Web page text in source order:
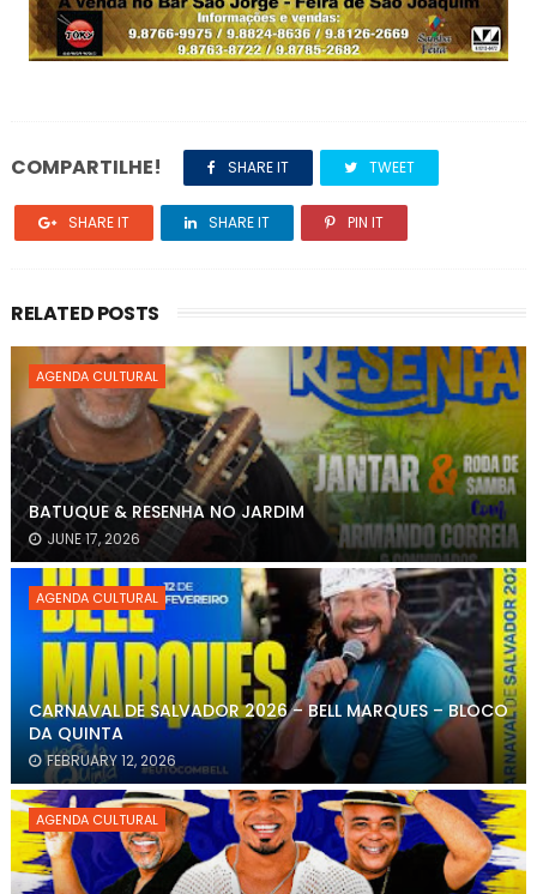
COMPARTILHE! SHARE IT TWEET
SHARE IT SHARE IT PIN IT
RELATED POSTS
AGENDA CULTURAL
BATUQUE & RESENHA NO JARDIM
JUNE 17, 2026
AGENDA CULTURAL
CARNAVAL DE SALVADOR 2026 – BELL MARQUES – BLOCO
DA QUINTA
FEBRUARY 12, 2026
AGENDA CULTURAL